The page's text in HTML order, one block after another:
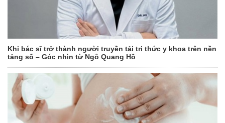
Khi bác sĩ trở thành người truyền tải tri thức y khoa trên nền
tảng số – Góc nhìn từ Ngô Quang Hồ